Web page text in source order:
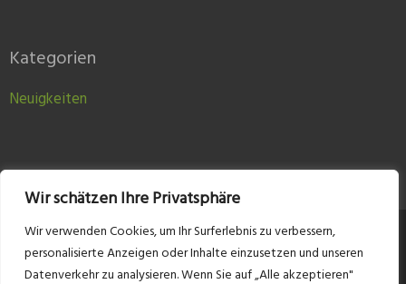
Wir schätzen Ihre Privatsphäre
Wir verwenden Cookies, um Ihr Surferlebnis zu verbessern,
personalisierte Anzeigen oder Inhalte einzusetzen und unseren
Datenverkehr zu analysieren. Wenn Sie auf „Alle akzeptieren"
Kategorien
Neuigkeiten
Kontakt Impressum Datenschutzerklärung